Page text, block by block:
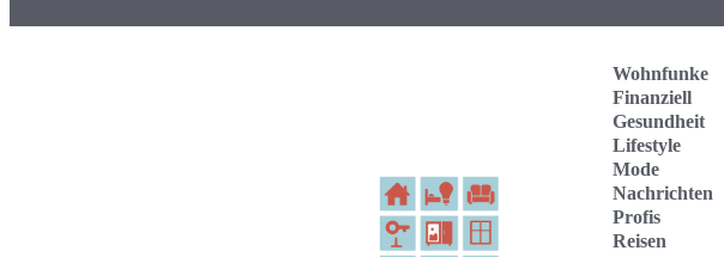
Wohnfunke
Finanziell
Gesundheit
Lifestyle
Mode
Nachrichten
Profis
Reisen